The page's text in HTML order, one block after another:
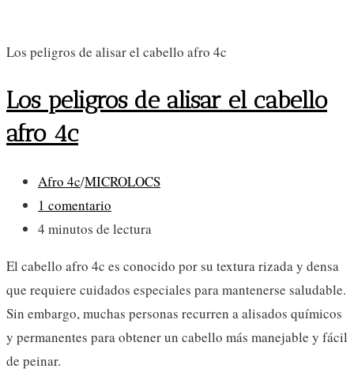
Los peligros de alisar el cabello afro 4c
Los peligros de alisar el cabello
afro 4c
Categoría
de
la
Afro 4c/MICROLOCS
Comentarios
de
entrada:
1 comentario
Tiempo
lectura:
4 minutos de lectura
El cabello afro 4c es conocido por su textura rizada y densa
que requiere cuidados especiales para mantenerse saludable.
Sin embargo, muchas personas recurren a alisados químicos
y permanentes para obtener un cabello más manejable y fácil
de peinar.